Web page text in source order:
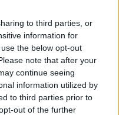
to third parties, or
information for
the below opt-out
note that after your
continue seeing
information utilized by
to third parties prior to
out of the further
Η σκακιέρα της νέας σεζόν